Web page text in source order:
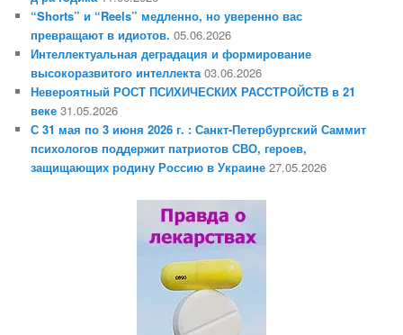
“Shorts” и “Reels” медленно, но уверенно вас
превращают в идиотов. 05.06.2026
Интеллектуальная деградация и формирование
высокоразвитого интеллекта 03.06.2026
Невероятный РОСТ ПСИХИЧЕСКИХ РАССТРОЙСТВ в 21
веке 31.05.2026
С 31 мая по 3 июня 2026 г. : Санкт-Петербургский Саммит
психологов поддержит патриотов СВО, героев,
защищающих родину Россию в Украине 27.05.2026